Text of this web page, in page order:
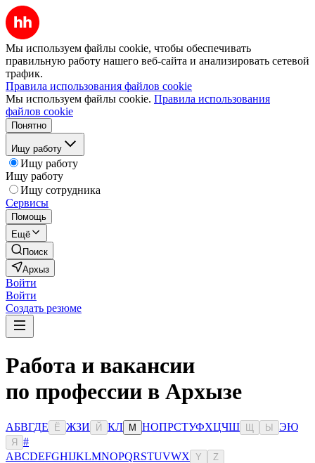
Мы используем файлы cookie, чтобы обеспечивать
правильную работу нашего веб-сайта и анализировать сетевой
трафик.
Правила использования файлов cookie
Мы используем файлы cookie. Правила использования
файлов cookie
Понятно
Ищу работу
Ищу работу
Ищу работу
Ищу сотрудника
Сервисы
Помощь
Ещё
Поиск
Архыз
Войти
Войти
Создать резюме
Работа и вакансии
по профессии в Архызе
АБВГДЕ Ё ЖЗИ Й КЛ М НОПРСТУФХЦЧШ Ы ЭЮ
Я
#
ABCDEFGHIJKLMNOPQRSTUVWX Y Z